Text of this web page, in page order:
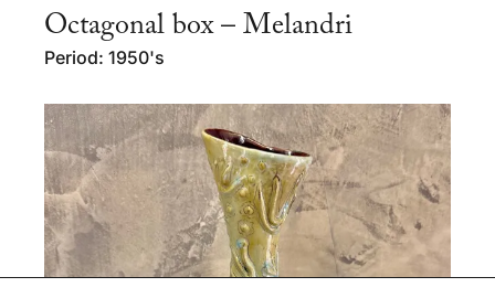
Octagonal box – Melandri
Period: 1950's